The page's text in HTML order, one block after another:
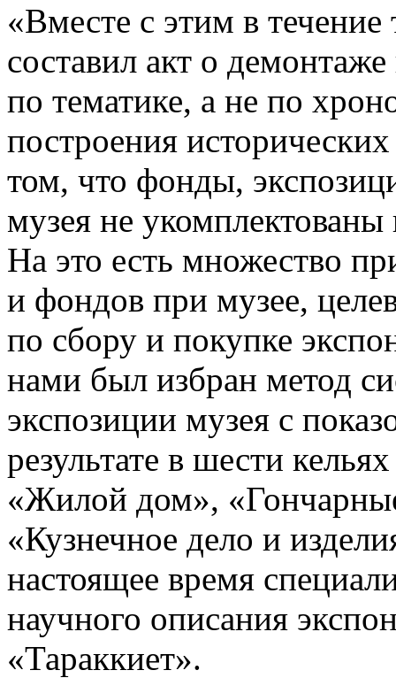
«Вместе с этим в
составил акт о
по тематике, а не по
построения
том, что фонды,
музея не
На это есть множество
и фондов при музее,
по сбору и покупке
нами был избран метод
экспозиции музея с
результате в шести
«Жилой дом»,
«Кузнечное дело и
настоящее время
научного описания
«Тараккиет».